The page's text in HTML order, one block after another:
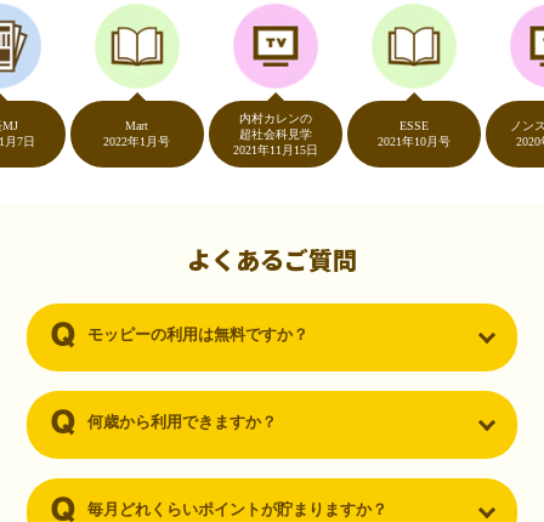
友達に勧められてモッピーをはじめました。空いた時間にスマホで買
い物をすることが多いのですが、モッピーを経由するだけでショップ
のポイントとモッピーのポイントが二重で貯まることを知り、ビック
リ…！いつものネットショッピングをモッピーを経由するだけでポイ
ントが貯まるなんて…もっと早く教えてほしかった～！貯まったポイ
ントはギフト券に交換して、プチ贅沢を楽しんでます♪
（30代・男性）
ーを知りました。クレジットカードを発行するだけでポイントが貯ま
るならと無料登録して、クレジットカードの発行やアプリダウンロー
2022年1月号
内村カレンの
超社会科見学
2021年11月15日
2021年10月号
ノンストッ
2020年5月7
よくあるご質問
モッピーの利用は無料ですか？
何歳から利用できますか？
毎月どれくらいポイントが貯まりますか？